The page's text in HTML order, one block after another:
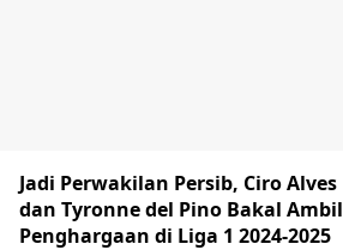
Jadi Perwakilan Persib, Ciro Alves
dan Tyronne del Pino Bakal Ambil
Penghargaan di Liga 1 2024-2025